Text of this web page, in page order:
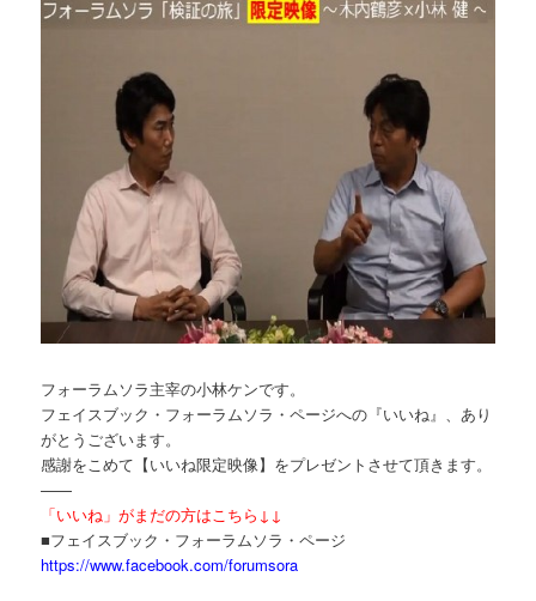
フォーラムソラ主宰の小林ケンです。
フェイスブック・フォーラムソラ・ページへの『いいね』、あり
がとうございます。
感謝をこめて【いいね限定映像】をプレゼントさせて頂きます。
——
「いいね」がまだの方はこちら↓↓
■フェイスブック・フォーラムソラ・ページ
https://www.facebook.com/forumsora